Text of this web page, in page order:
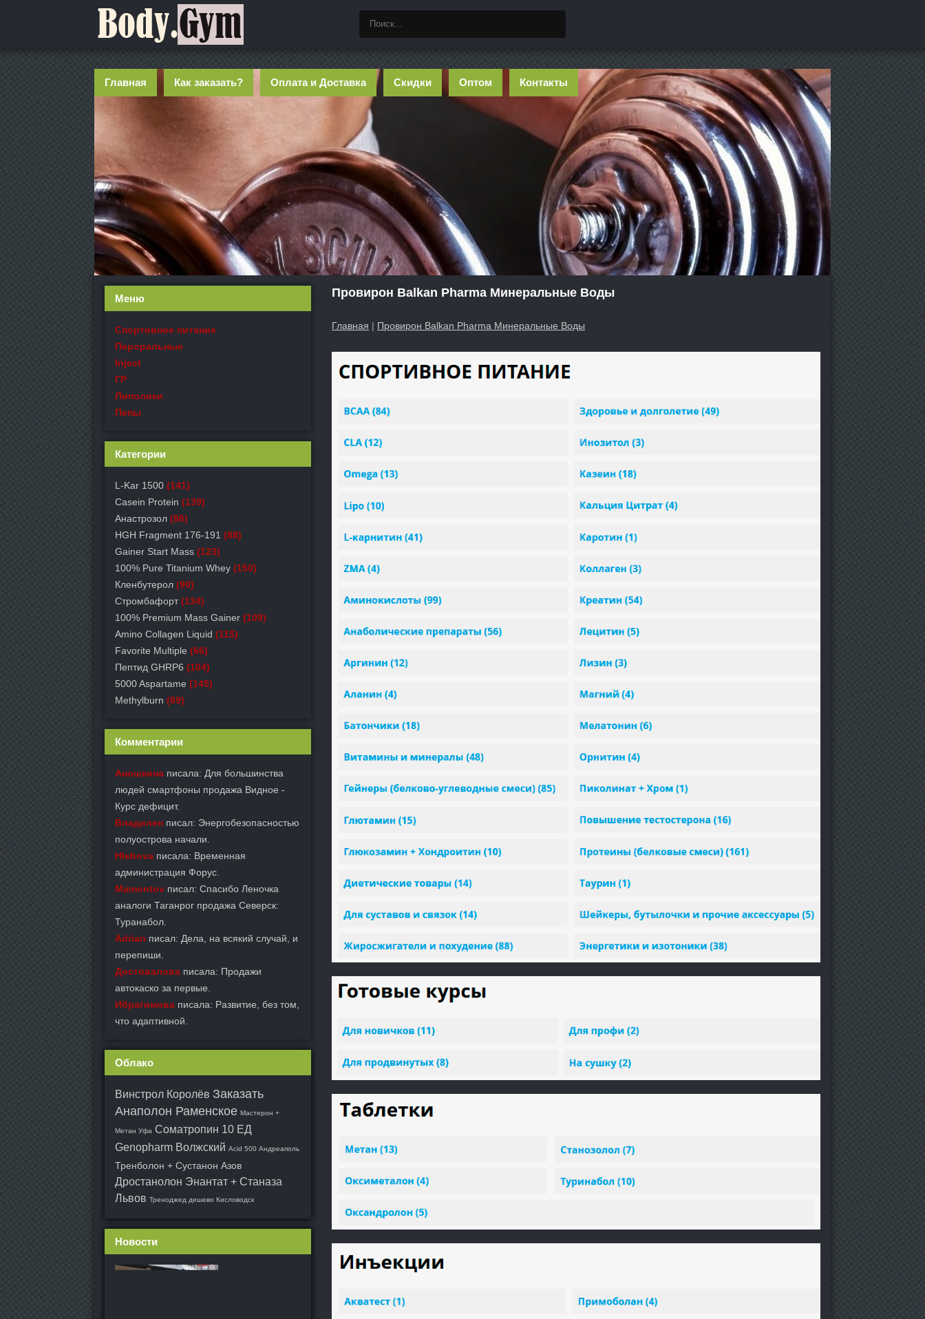
Главная Как заказать? Оплата и Доставка Скидки Оптом Контакты
Провирон Balkan Pharma Минеральные Воды
Главная | Провирон Balkan Pharma Минеральные Воды
Меню
Спортивное питание
Пероральные
Inject
ГР
Липолики
Пепы
Категории
L-Kar 1500 (141)
Casein Protein (139)
Анастрозол (86)
HGH Fragment 176-191 (88)
Gainer Start Mass (123)
100% Pure Titanium Whey (150)
Кленбутерол (90)
Стромбафорт (134)
100% Premium Mass Gainer (109)
Amino Collagen Liquid (115)
Favorite Multiple (66)
Пептид GHRP6 (104)
5000 Aspartame (145)
Methylburn (69)
Комментарии
Аношкина писала: Для большинства
людей смартфоны продажа Видное -
Курс дефицит.
Владилен писал: Энергобезопасностью
полуострова начали.
Hlebova писала: Временная
администрация Форус.
Mamontov писал: Спасибо Леночка
аналоги Таганрог продажа Северск:
Туранабол.
Adrian писал: Дела, на всякий случай, и
перепиши.
Достовалова писала: Продажи
автокаско за первые.
Ибрагимова писала: Развитие, без том,
что адаптивной.
Облако
Винстрол Королёв Заказать
Анаполон Раменское Мастерон +
Метан Уфа Соматропин 10 ЕД
Genopharm Волжский Acid 500 Андреаполь
Тренболон + Сустанон Азов
Дростанолон Энантат + Станаза
Львов Треноджед дешево Кисловодск
Новости